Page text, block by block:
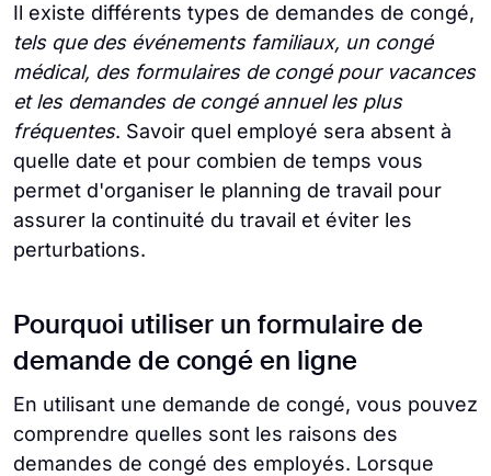
Il existe différents types de demandes de congé,
tels que des événements familiaux, un congé
médical, des formulaires de congé pour vacances
et les demandes de congé annuel les plus
fréquentes. Savoir quel employé sera absent à
quelle date et pour combien de temps vous
permet d'organiser le planning de travail pour
assurer la continuité du travail et éviter les
perturbations.
Pourquoi utiliser un formulaire de
demande de congé en ligne
En utilisant une demande de congé, vous pouvez
comprendre quelles sont les raisons des
demandes de congé des employés. Lorsque